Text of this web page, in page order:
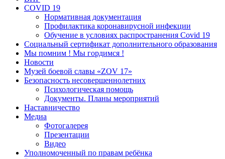
COVID 19
Нормативная документация
Профилактика коронавирусной инфекции
Обучение в условиях распространения Covid 19
Социальный сертификат дополнительного образования
Мы помним ! Мы гордимся !
Новости
Музей боевой славы «ZOV 17»
Безопасность несовершеннолетних
Психологическая помощь
Документы. Планы мероприятий
Наставничество
Медиа
Фотогалерея
Презентации
Видео
Уполномоченный по правам ребёнка